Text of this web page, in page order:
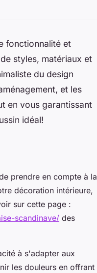
fonctionnalité et
styles, matériaux et
du design
et les
en vous garantissant
idéal!
prendre en compte à la
décoration intérieure,
sur cette page :
scandinave/ des
à s'adapter aux
les douleurs en offrant